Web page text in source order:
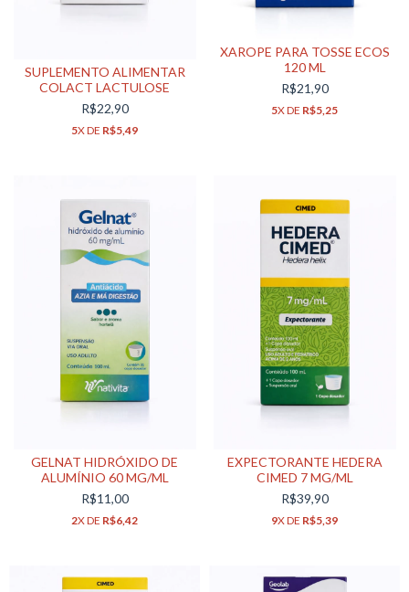
SUPLEMENTO ALIMENTAR
COLACT LACTULOSE
R$22,90
5X DE R$5,49
XAROPE PARA TOSSE ECOS
120 ML
R$21,90
5X DE R$5,25
GELNAT HIDRÓXIDO DE
ALUMÍNIO 60 MG/ML
R$11,00
2X DE R$6,42
EXPECTORANTE HEDERA
CIMED 7 MG/ML
R$39,90
9X DE R$5,39